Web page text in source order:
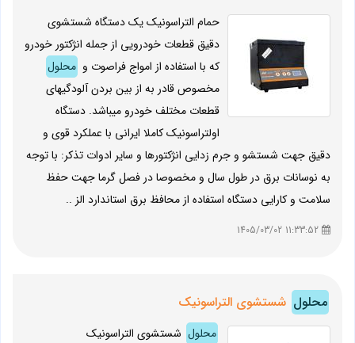
حمام التراسونیک یک دستگاه شستشوی
دقیق قطعات خودرویی از جمله انژکتور خودرو
که با استفاده از امواج فراصوت و محلول
مخصوص قادر به از بین بردن آلودگیهای
قطعات مختلف خودرو میباشد. دستگاه
اولتراسونیک کاملا ایرانی با عملکرد قوی و
دقیق جهت شستشو و جرم زدایی انژکتورها و سایر ادوات تذکر: با توجه
به نوسانات برق در طول سال و مخصوصا در فصل گرما جهت حفظ
سلامت و کارایی دستگاه استفاده از محافظ برق استاندارد الز ..
محلول شستشوی التراسونیک
محلول شستشوی التراسونیک